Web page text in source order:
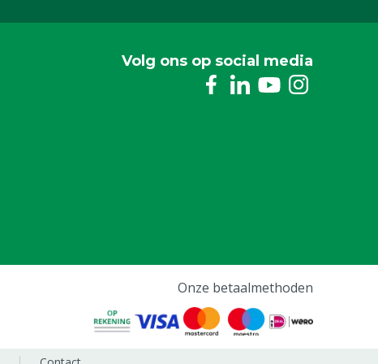
Volg ons op social media
Onze betaalmethoden